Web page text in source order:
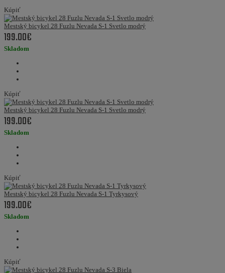
Kúpiť
Mestský bicykel 28 Fuzlu Nevada S-1 Svetlo modrý
199.00€
Skladom
Kúpiť
Mestský bicykel 28 Fuzlu Nevada S-1 Svetlo modrý
199.00€
Skladom
Kúpiť
Mestský bicykel 28 Fuzlu Nevada S-1 Tyrkysový
199.00€
Skladom
Kúpiť